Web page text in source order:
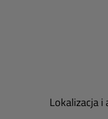
Lokalizacja